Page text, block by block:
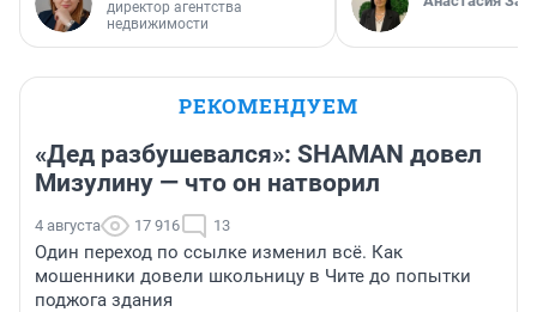
директор агентства
недвижимости
РЕКОМЕНДУЕМ
«Дед разбушевался»: SHAMAN довел
Мизулину — что он натворил
4 августа 17 916 13
Один переход по ссылке изменил всё. Как
мошенники довели школьницу в Чите до попытки
поджога здания